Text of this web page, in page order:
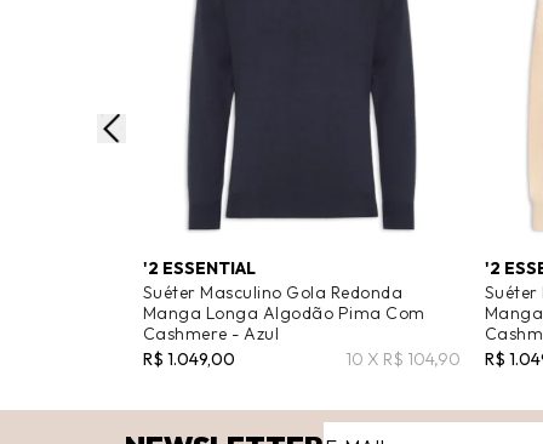
'2 ESSENTIAL
Suéter Masculino Gola Redonda
Manga Longa Algodão Pima Com
Cashmere - Azul
R$ 1.049,00
10 X R$ 104,90
'2
Suéter
R$